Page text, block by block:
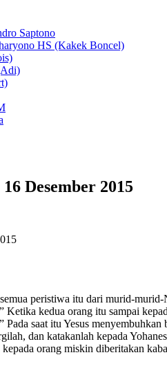
Saptono
HS (Kakek Boncel)
Desember 2015
peristiwa itu dari murid-
Ketika kedua orang itu sampai
Pada saat itu Yesus
dan katakanlah kepada
orang miskin diberitakan